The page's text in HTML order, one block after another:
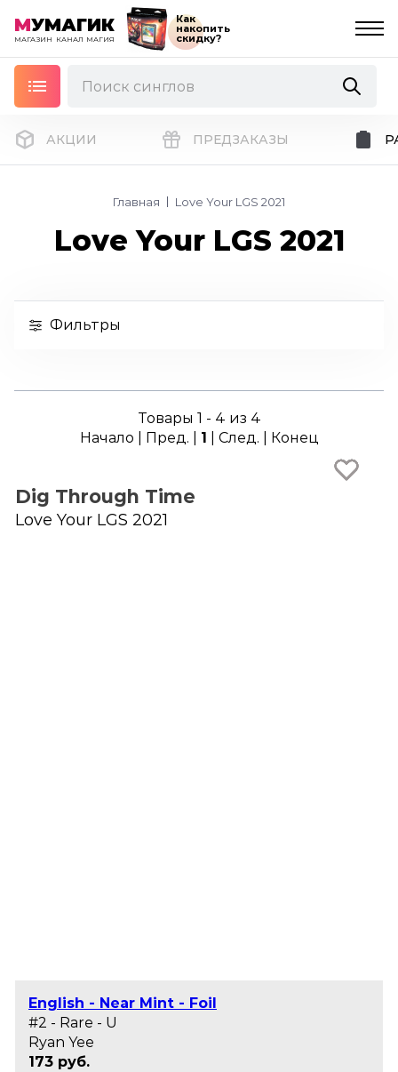
МУМАГИК
МАГАЗИН КАНАЛ МАГИЯ
Как
накопить
скидку?
АКЦИИ ПРЕДЗАКАЗЫ
Главная Love Your LGS 2021
Love Your LGS 2021
Фильтры
Товары 1 - 4 из 4
Начало | Пред. | 1 | След. | Конец
Dig Through Time
Love Your LGS 2021
English - Near Mint - Foil
#2 - Rare - U
Ryan Yee
173 руб.